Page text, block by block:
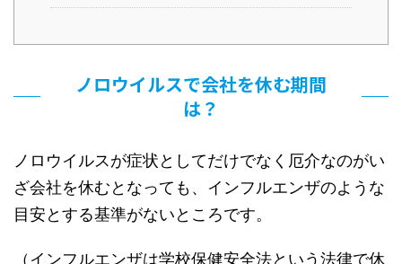
ノロウイルスで会社を休む期間
は？
ノロウイルスが症状としてだけでなく厄介なのがい
ざ会社を休むとなっても、インフルエンザのような
目安とする基準がないところです。
（インフルエンザは学校保健安全法という法律で休